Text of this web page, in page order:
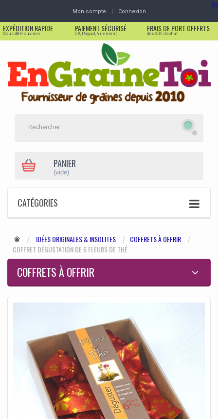
Mon compte Connexion
EXPÉDITION RAPIDE
Sous 48H ouvrées
PAIEMENT SÉCURISÉ
CB, Paypal, Virement,...
FRAIS DE PORT OFFERTS
dès 30€ d'achat
PANIER
(vide)
CATÉGORIES
IDÉES ORIGINALES & INSOLITES
COFFRETS À OFFRIR
COFFRET DÉGUSTATION DE 6 FLEURS DE THÉ
COFFRETS À OFFRIR